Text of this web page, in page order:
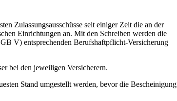
Zulassungsausschüsse seit einiger Zeit die an der
Einrichtungen an. Mit den Schreiben werden die
V) entsprechenden Berufshaftpflicht-Versicherung
bei den jeweiligen Versicherern.
Stand umgestellt werden, bevor die Bescheinigung